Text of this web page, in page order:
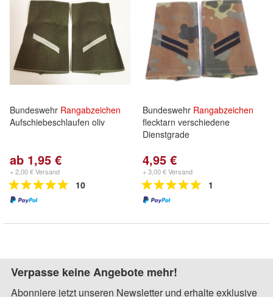
Bundeswehr Rangabzeichen
Aufschiebeschlaufen oliv
ab 1,95 €
+ 2,00 € Versand
10
Bundeswehr Rangabzeichen
flecktarn verschiedene
Dienstgrade
4,95 €
+ 3,00 € Versand
1
Verpasse keine Angebote mehr!
Abonniere jetzt unseren Newsletter und erhalte exklusive